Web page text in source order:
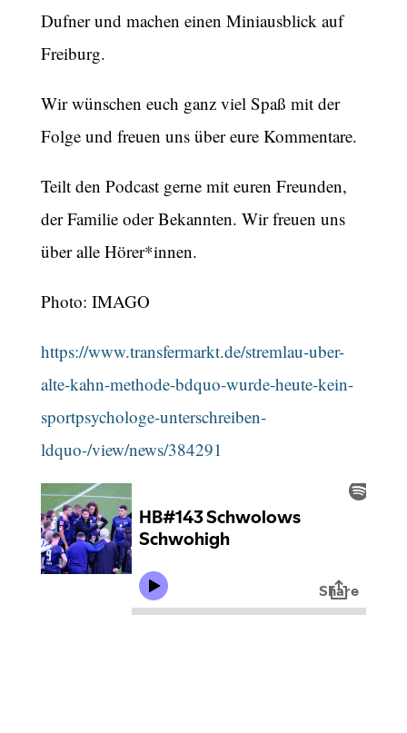
Dufner und machen einen Miniausblick auf
Freiburg.
Wir wünschen euch ganz viel Spaß mit der
Folge und freuen uns über eure Kommentare.
Teilt den Podcast gerne mit euren Freunden,
der Familie oder Bekannten. Wir freuen uns
über alle Hörer*innen.
Photo: IMAGO
https://www.transfermarkt.de/stremlau-uber-
alte-kahn-methode-bdquo-wurde-heute-kein-
sportpsychologe-unterschreiben-
ldquo-/view/news/384291